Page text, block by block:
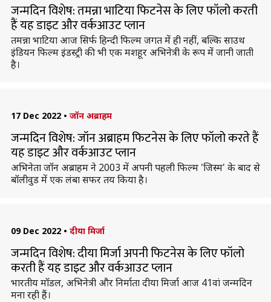
जन्मदिन विशेष: तमन्ना भाटिया फिटनेस के लिए फॉलो करती
हैं यह डाइट और वर्कआउट प्लान
तमन्ना भाटिया आज सिर्फ हिन्दी फिल्म जगत में ही नहीं, बल्कि साउथ
इंडियन फिल्म इंडस्ट्री की भी एक मशहूर अभिनेत्री के रूप में जानी जाती
है।
17 Dec 2022 • जॉन अब्राहम
जन्मदिन विशेष: जॉन अब्राहम फिटनेस के लिए फॉलो करते हैं
यह डाइट और वर्कआउट प्लान
अभिनेता जॉन अब्राहम ने 2003 में अपनी पहली फिल्म 'जिस्म' के बाद से
बॉलीवुड में एक लंबा सफर तय किया है।
09 Dec 2022 • दीया मिर्जा
जन्मदिन विशेष: दीया मिर्जा अपनी फिटनेस के लिए फॉलो
करती हैं यह डाइट और वर्कआउट प्लान
भारतीय मॉडल, अभिनेत्री और निर्माता दीया मिर्जा आज 41वां जन्मदिन
मना रही हैं।